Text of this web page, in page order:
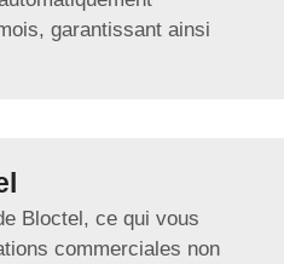
garantissant ainsi
Bloctel, ce qui vous
commerciales non